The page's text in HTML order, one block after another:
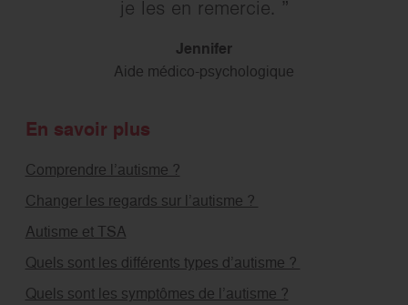
je les en remercie.
Jennifer
Aide médico-psychologique
En savoir plus
Comprendre l’autisme ?
Changer les regards sur l’autisme ?
Autisme et TSA
Quels sont les différents types d’autisme ?
Quels sont les symptômes de l’autisme ?